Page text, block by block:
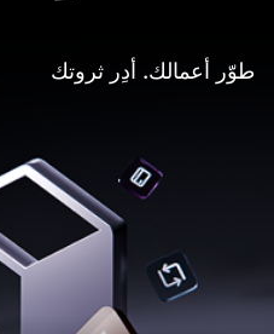
طوّر أعمالك. أدِر ثروتك